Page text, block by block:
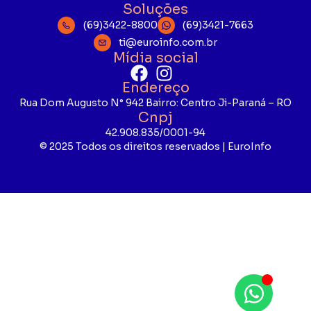
Soluções
(69)3422-8800
(69)3421-7663
ti@euroinfo.com.br
Mídia social
Endereço
Rua Dom Augusto N° 942 Bairro: Centro Ji-Paraná – RO
Cnpj
42.908.835/0001-94
© 2025 Todos os direitos reservados | EuroInfo